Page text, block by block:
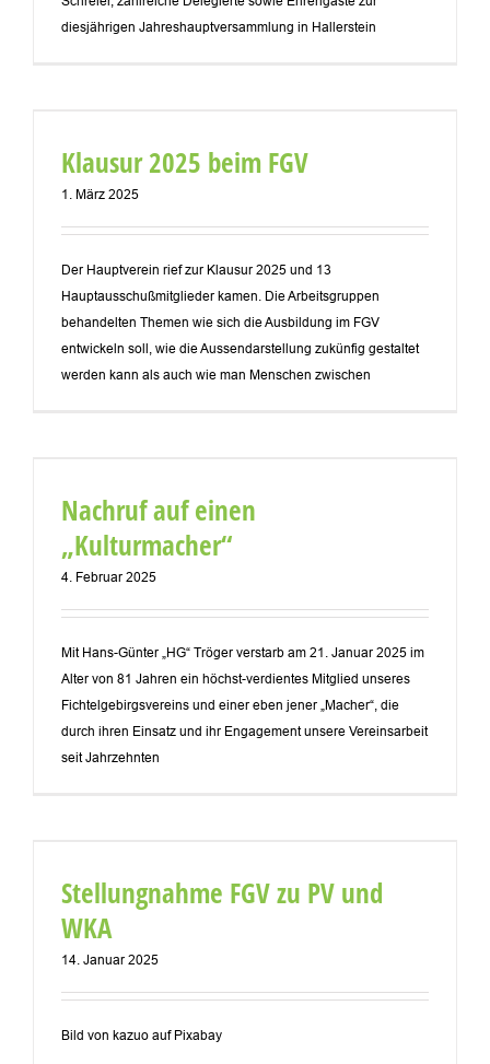
diesjährigen Jahreshauptversammlung in Hallerstein
Klausur 2025 beim FGV
1. März 2025
Der Hauptverein rief zur Klausur 2025 und 13
Hauptausschußmitglieder kamen. Die Arbeitsgruppen
behandelten Themen wie sich die Ausbildung im FGV
entwickeln soll, wie die Aussendarstellung zukünfig gestaltet
werden kann als auch wie man Menschen zwischen
Nachruf auf einen
„Kulturmacher“
4. Februar 2025
Mit Hans-Günter „HG“ Tröger verstarb am 21. Januar 2025 im
Alter von 81 Jahren ein höchst-verdientes Mitglied unseres
Fichtelgebirgsvereins und einer eben jener „Macher“, die
durch ihren Einsatz und ihr Engagement unsere Vereinsarbeit
seit Jahrzehnten
Stellungnahme FGV zu PV und
WKA
14. Januar 2025
Bild von kazuo auf Pixabay